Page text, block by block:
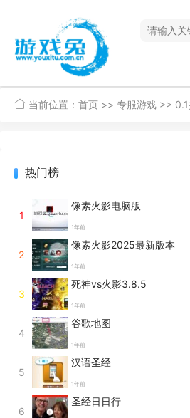
当前位置： 首页 >> 专服游戏 >>
热门榜
1
像素火影电脑版
1年前
2
像素火影2025最新版本
1年前
3
死神vs火影3.8.5
1年前
4
谷歌地图
1年前
5
汉语圣经
1年前
6
圣经日日行